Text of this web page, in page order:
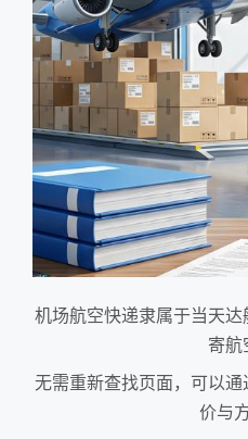
机场航空快递隶属于当天
寄航
无需重新查找页面，可以
价与